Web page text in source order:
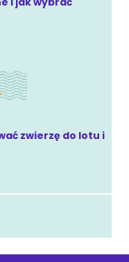
zwierzę do lotu i